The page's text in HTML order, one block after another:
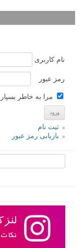
نام کاربری
رمز عبور
مرا به خاطر بسپار
ثبت نام
بازیابی رمز عبور